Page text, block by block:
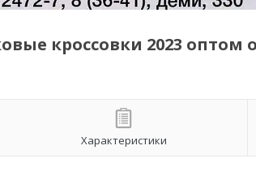
кроссовки 2023 оптом
Характеристики